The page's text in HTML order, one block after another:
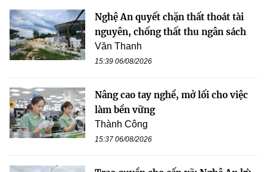
Nghệ An quyết chặn thất thoát tài
nguyên, chống thất thu ngân sách
Văn Thanh
15:39 06/08/2026
Nâng cao tay nghề, mở lối cho việc
làm bền vững
Thành Công
15:37 06/08/2026